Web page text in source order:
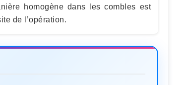
homogène dans les combles est
de l’opération.